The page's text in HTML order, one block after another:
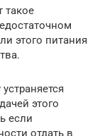
такое
этого питания
этого
если
отдать в